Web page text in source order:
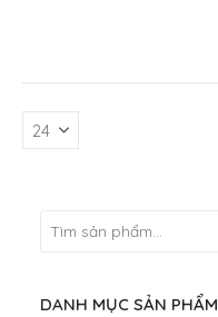
DANH MỤC SẢN PHẨM